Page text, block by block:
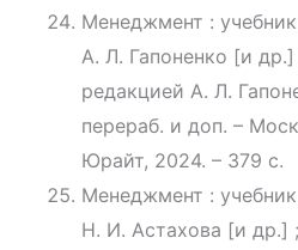
Менеджмент :
А. Л. Гапоненко [и
редакцией А. Л.
перераб. и доп. –
Юрайт, 2024. – 379 с.
Менеджмент :
Н. И. Астахова [и др.]